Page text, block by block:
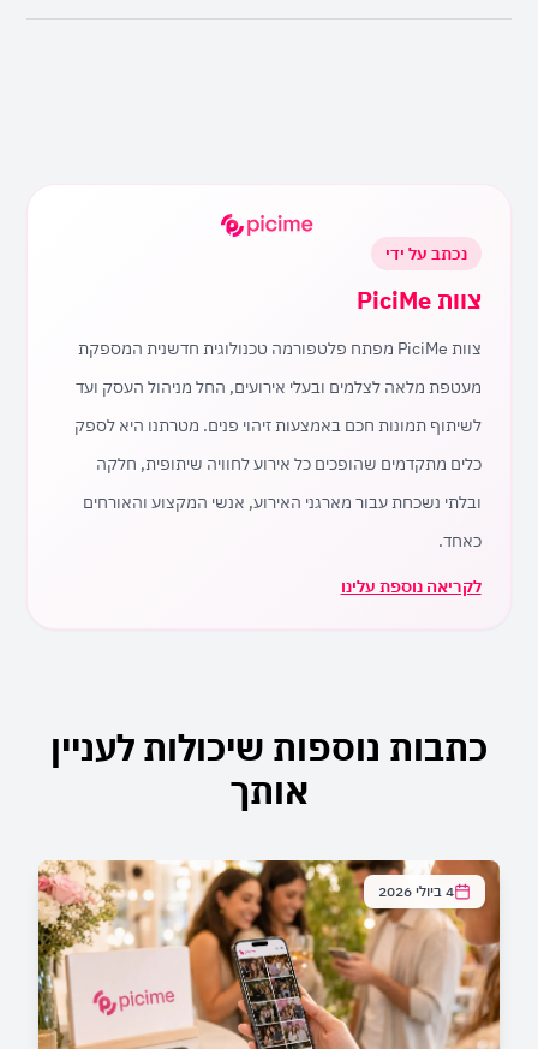
נכתב על ידי
צוות PiciMe
צוות PiciMe מפתח פלטפורמה טכנולוגית חדשנית המספקת
מעטפת מלאה לצלמים ובעלי אירועים, החל מניהול העסק ועד
לשיתוף תמונות חכם באמצעות זיהוי פנים. מטרתנו היא לספק
כלים מתקדמים שהופכים כל אירוע לחוויה שיתופית, חלקה
ובלתי נשכחת עבור מארגני האירוע, אנשי המקצוע והאורחים
כאחד.
לקריאה נוספת עלינו
כתבות נוספות שיכולות לעניין
אותך
4 ביולי 2026